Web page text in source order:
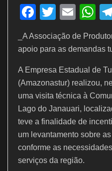
F
c
e
b
o
o
k
T
w
itt
E
m
ai
h
at
A
p
p
_A Associação de
apoio para as demandas
A Empresa Estadual de
(Amazonastur) realizou,
uma visita técnica à
Lago do Janauari,
teve a finalidade de
um levantamento sobre
conforme as
serviços da região.